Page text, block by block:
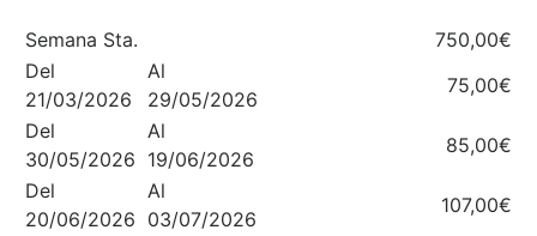
Semana Sta.
750,00€
Del
21/03/2026
Al
29/05/2026
75,00€
Del
30/05/2026
Al
19/06/2026
85,00€
Del
20/06/2026
Al
03/07/2026
107,00€